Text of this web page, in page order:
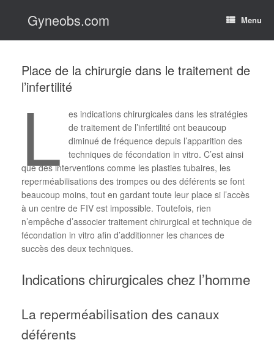
Gyneobs.com Menu
Place de la chirurgie dans le traitement de
l’infertilité
L
es indications chirurgicales dans les stratégies
de traitement de l’infertilité ont beaucoup
diminué de fréquence depuis l’apparition des
techniques de fécondation in vitro. C’est ainsi
que des interventions comme les plasties tubaires, les
reperméabilisations des trompes ou des déférents se font
beaucoup moins, tout en gardant toute leur place si l’accès
à un centre de FIV est impossible. Toutefois, rien
n’empêche d’associer traitement chirurgical et technique de
fécondation in vitro afin d’additionner les chances de
succès des deux techniques.
Indications chirurgicales chez l’homme
La reperméabilisation des canaux
déférents